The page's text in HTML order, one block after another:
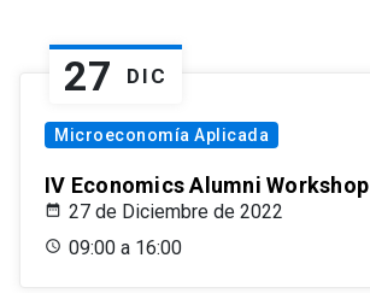
27 DIC
Microeconomía Aplicada
IV Economics Alumni Workshop
27 de Diciembre de 2022
09:00 a 16:00